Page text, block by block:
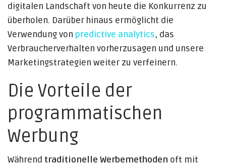
digitalen Landschaft von heute die Konkurrenz zu
überholen. Darüber hinaus ermöglicht die
Verwendung von predictive analytics, das
Verbraucherverhalten vorherzusagen und unsere
Marketingstrategien weiter zu verfeinern.
Die Vorteile der
programmatischen
Werbung
Während traditionelle Werbemethoden oft mit